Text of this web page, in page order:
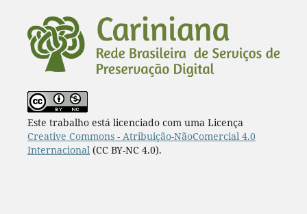
Este trabalho está licenciado com uma Licença
Creative Commons - Atribuição-NãoComercial 4.0
Internacional (CC BY-NC 4.0).